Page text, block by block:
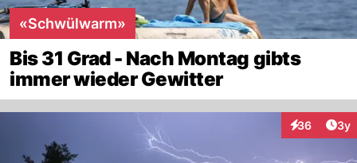
«Schwülwarm»
Bis 31 Grad - Nach Montag gibts
immer wieder Gewitter
36
Interaktionen
3y